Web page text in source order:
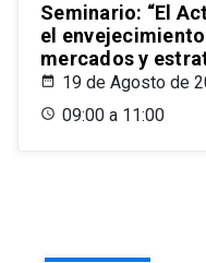
Seminario: “El
el
mercados y
19 de Agosto de
09:00 a 11:00